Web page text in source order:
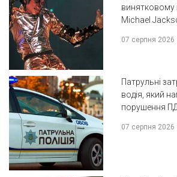
винятковому
Michael
07 серпня 2026
Патрульні
водія, який
порушення
07 серпня 2026